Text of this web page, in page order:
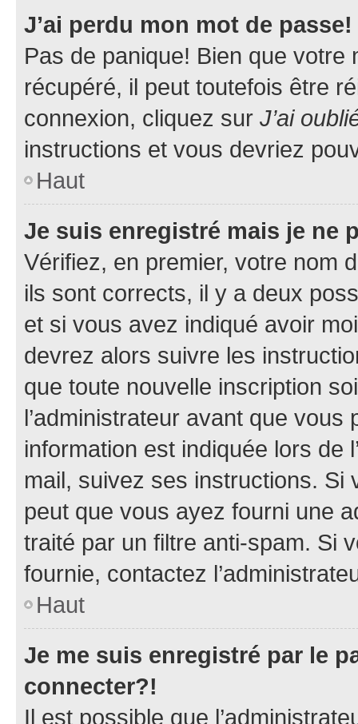
J’ai perdu mon mot de passe!
Pas de panique! Bien que
récupéré, il peut toutefois être
connexion, cliquez sur J’ai
instructions et vous devriez
Haut
Je suis enregistré mais je ne
Vérifiez, en premier, votre nom
ils sont corrects, il y a deux
et si vous avez indiqué avoir
devrez alors suivre les
que toute nouvelle inscription
l’administrateur avant que
information est indiquée lors de
mail, suivez ses instructions. Si
peut que vous ayez fourni une
traité par un filtre anti-spam. Si
fournie, contactez
Haut
Je me suis enregistré par le
connecter?!
Il est possible que